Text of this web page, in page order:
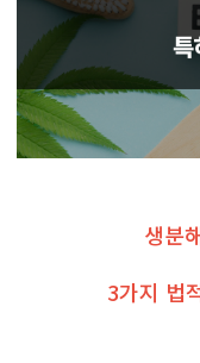
생분
3가지 법